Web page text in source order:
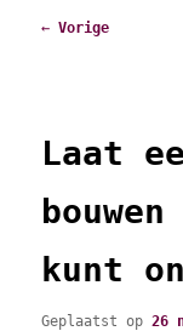
Bericht
← Vorige
Laat
kunt
Geplaatst op26